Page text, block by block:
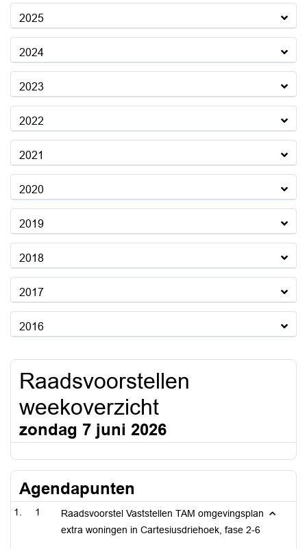
2025
2024
2023
2022
2021
2020
2019
2018
2017
2016
Raadsvoorstellen
weekoverzicht
zondag 7 juni 2026
Agendapunten
1
Raadsvoorstel Vaststellen TAM omgevingsplan
extra woningen in Cartesiusdriehoek, fase 2-6